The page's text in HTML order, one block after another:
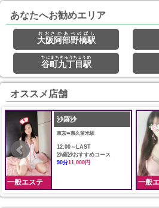
あなたへお勧めエリア
大阪阿部野橋駅
おおさかあべのばし
谷町九丁目駅
たにまちきゅうちょうめ
オススメ店舗
一般エステ
沙羅沙
東京➠東久留米駅
12:00～LAST
沙羅沙おすすめコース
90分11,000円
一般